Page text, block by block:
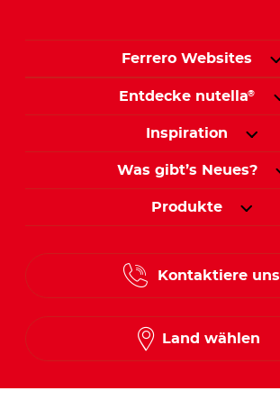
Ferrero Websites
Entdecke nutella®
Inspiration
Was gibt’s Neues?
Produkte
Kontaktiere uns
Land wählen